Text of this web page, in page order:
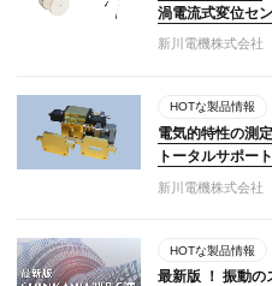
渦電流式変位セ
新川電機株式会社
HOTな製品情報
電気的特性の測
トータルサポー
新川電機株式会社
HOTな製品情報
最新版 ！ 振動